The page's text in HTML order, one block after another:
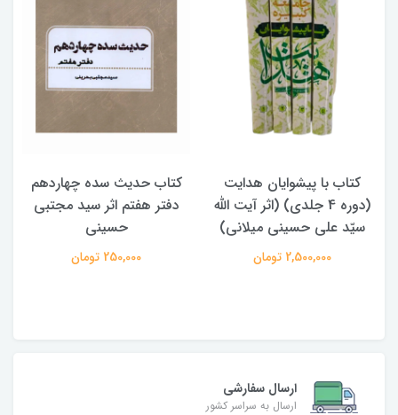
کتاب حدیث سده چهاردهم
دفتر هفتم اثر سید مجتبی
حسینی
250,000 تومان
کتاب آفاق الولایه فی فقه
الامامه (2 جلدی)
950,000 تومان
ارسال سفارشی
ارسال به سراسر کشور